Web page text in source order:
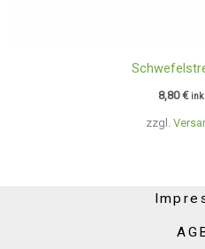
zzgl.
8,80€